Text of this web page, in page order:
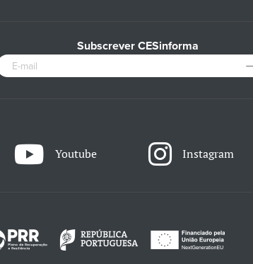
Subscrever CESinforma
Youtube Instagram